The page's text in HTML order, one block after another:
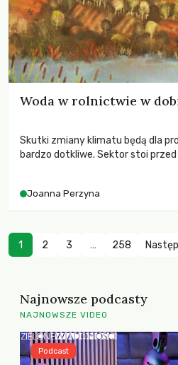
Woda w rolnictwie w
Skutki zmiany klimatu będą dla
bardzo dotkliwe. Sektor stoi
zachodzących zmian
Joanna Perzyna
1 2 3 … 258
Najnowsze podcasty
NAJNOWSZE VIDEO
Podcast